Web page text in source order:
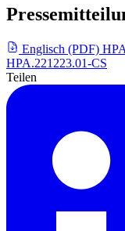
Englisch (PDF)
HPA.221223.01-CS
Teilen